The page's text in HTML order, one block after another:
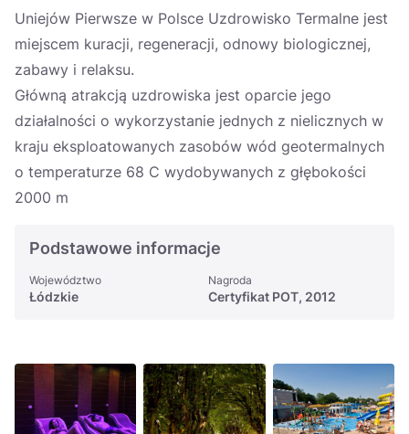
Uniejów Pierwsze w Polsce Uzdrowisko Termalne jest
miejscem kuracji, regeneracji, odnowy biologicznej,
zabawy i relaksu.
Główną atrakcją uzdrowiska jest oparcie jego
działalności o wykorzystanie jednych z nielicznych w
kraju eksploatowanych zasobów wód geotermalnych
o temperaturze 68 C wydobywanych z głębokości
2000 m
Podstawowe informacje
Województwo
Łódzkie
Nagroda
Certyfikat POT, 2012